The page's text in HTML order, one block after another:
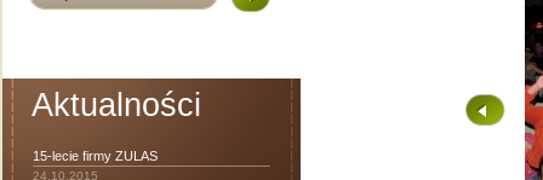
Aktualności
15-lecie firmy ZULAS
24.10.2015